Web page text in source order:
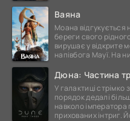
Ваяна
Моана відгукується
береги свого
вирушає у відкрите
напівбога Мауї. На
Дюна: Частина
У галактиці
порядок дедалі
навколо
прихованих інтриг.